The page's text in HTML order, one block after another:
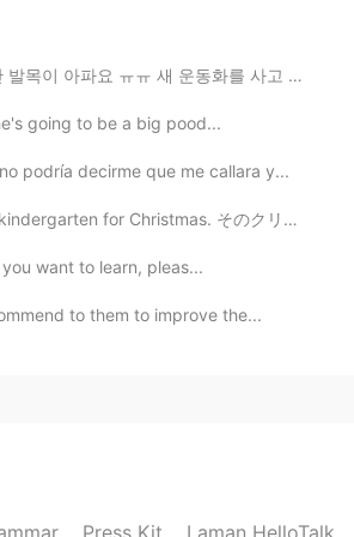
요! 또한 벚꽃을 보고 싶어요! 누군가와 벚꽃을 볼 수 있...
going to be a big pood...
podría decirme que me callara y...
クリスマスツリー🎄がアイスのコーン🍨、クッ...
want to learn, pleas...
to them to improve the...
Press Kit Laman HelloTalk